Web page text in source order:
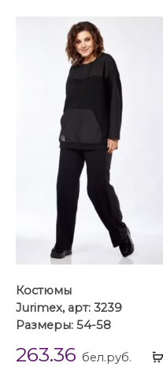
Костюмы
Jurimex, арт: 3239
Размеры: 54-58
263.36 бел.руб.